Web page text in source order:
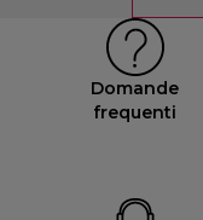
Domande
frequenti